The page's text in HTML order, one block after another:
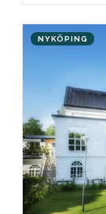
NYKÖPING